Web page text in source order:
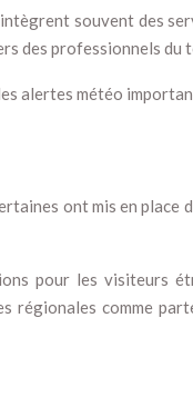
souvent des
des professionnels du
alertes météo
ont mis en
pour les visiteurs
comme